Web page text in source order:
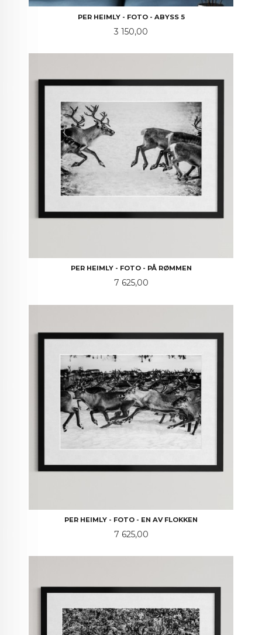
PER HEIMLY - FOTO - ABYSS 5
Pris
3 150,00
PER HEIMLY - FOTO - PÅ RØMMEN
Pris
7 625,00
PER HEIMLY - FOTO - EN AV FLOKKEN
Pris
7 625,00